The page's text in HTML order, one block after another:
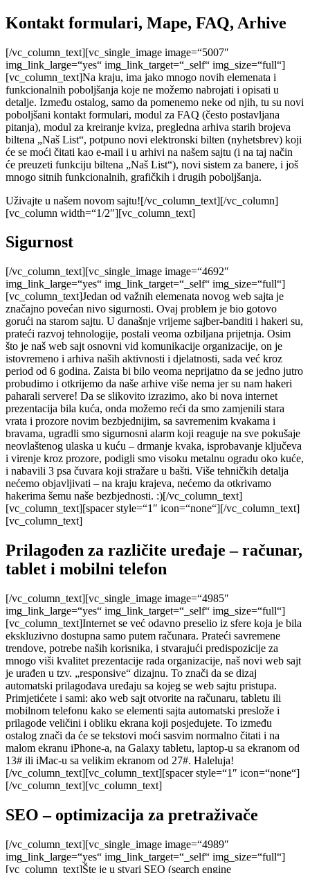
Kontakt formulari, Mape, FAQ, Arhive
[/vc_column_text][vc_single_image image=“5007″
img_link_large=“yes“ img_link_target=“_self“ img_size=“full“]
[vc_column_text]Na kraju, ima jako mnogo novih elemenata i
funkcionalnih poboljšanja koje ne možemo nabrojati i opisati u
detalje. Između ostalog, samo da pomenemo neke od njih, tu su novi
poboljšani kontakt formulari, modul za FAQ (često postavljana
pitanja), modul za kreiranje kviza, pregledna arhiva starih brojeva
biltena „Naš List“, potpuno novi elektronski bilten (nyhetsbrev) koji
će se moći čitati kao e-mail i u arhivi na našem sajtu (i na taj način
će preuzeti funkciju biltena „Naš List“), novi sistem za banere, i još
mnogo sitnih funkcionalnih, grafičkih i drugih poboljšanja.
Uživajte u našem novom sajtu![/vc_column_text][/vc_column]
[vc_column width=“1/2″][vc_column_text]
Sigurnost
[/vc_column_text][vc_single_image image=“4692″
img_link_large=“yes“ img_link_target=“_self“ img_size=“full“]
[vc_column_text]Jedan od važnih elemenata novog web sajta je
značajno povećan nivo sigurnosti. Ovaj problem je bio gotovo
gorući na starom sajtu. U današnje vrijeme sajber-banditi i hakeri su,
prateći razvoj tehnologije, postali veoma ozbiljana prijetnja. Osim
što je naš web sajt osnovni vid komunikacije organizacije, on je
istovremeno i arhiva naših aktivnosti i djelatnosti, sada već kroz
period od 6 godina. Zaista bi bilo veoma neprijatno da se jedno jutro
probudimo i otkrijemo da naše arhive više nema jer su nam hakeri
paharali servere! Da se slikovito izrazimo, ako bi nova internet
prezentacija bila kuća, onda možemo reći da smo zamjenili stara
vrata i prozore novim bezbjednijim, sa savremenim kvakama i
bravama, ugradli smo sigurnosni alarm koji reaguje na sve pokušaje
neovlaštenog ulaska u kuću – drmanje kvaka, isprobavanje ključeva
i virenje kroz prozore, podigli smo visoku metalnu ogradu oko kuće,
i nabavili 3 psa čuvara koji stražare u bašti. Više tehničkih detalja
nećemo objavljivati – na kraju krajeva, nećemo da otkrivamo
hakerima šemu naše bezbjednosti. :)[/vc_column_text]
[vc_column_text][spacer style=“1″ icon=“none“][/vc_column_text]
[vc_column_text]
Prilagođen za različite uređaje – računar,
tablet i mobilni telefon
[/vc_column_text][vc_single_image image=“4985″
img_link_large=“yes“ img_link_target=“_self“ img_size=“full“]
[vc_column_text]Internet se već odavno preselio iz sfere koja je bila
ekskluzivno dostupna samo putem računara. Prateći savremene
trendove, potrebe naših korisnika, i stvarajući predispozicije za
mnogo viši kvalitet prezentacije rada organizacije, naš novi web sajt
je urađen u tzv. „responsive“ dizajnu. To znači da se dizaj
automatski prilagođava uređaju sa kojeg se web sajtu pristupa.
Primjetićete i sami: ako web sajt otvorite na računaru, tabletu ili
mobilnom telefonu kako se elementi sajta automatski preslože i
prilagode veličini i obliku ekrana koji posjedujete. To između
ostalog znači da će se tekstovi moći sasvim normalno čitati i na
malom ekranu iPhone-a, na Galaxy tabletu, laptop-u sa ekranom od
13# ili iMac-u sa velikim ekranom od 27#. Haleluja!
[/vc_column_text][vc_column_text][spacer style=“1″ icon=“none“]
[/vc_column_text][vc_column_text]
SEO – optimizacija za pretraživače
[/vc_column_text][vc_single_image image=“4989″
img_link_large=“yes“ img_link_target=“_self“ img_size=“full“]
[vc_column_text]Šte je u stvari SEO (search engine